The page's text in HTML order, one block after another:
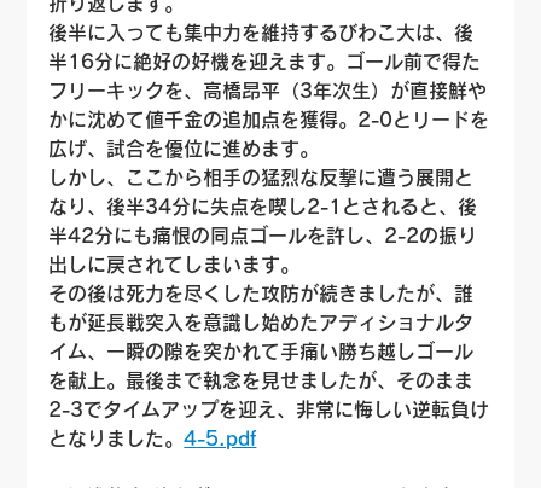
折り返します。
後半に入っても集中力を維持するびわこ大は、後
半16分に絶好の好機を迎えます。ゴール前で得た
フリーキックを、高橋昂平（3年次生）が直接鮮や
かに沈めて値千金の追加点を獲得。2-0とリードを
広げ、試合を優位に進めます。
しかし、ここから相手の猛烈な反撃に遭う展開と
なり、後半34分に失点を喫し2-1とされると、後
半42分にも痛恨の同点ゴールを許し、2-2の振り
出しに戻されてしまいます。
その後は死力を尽くした攻防が続きましたが、誰
もが延長戦突入を意識し始めたアディショナルタ
イム、一瞬の隙を突かれて手痛い勝ち越しゴール
を献上。最後まで執念を見せましたが、そのまま
2-3でタイムアップを迎え、非常に悔しい逆転負け
となりました。4-5.pdf